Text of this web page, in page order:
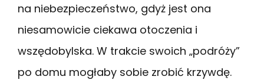
na niebezpieczeństwo, gdyż jest ona
niesamowicie ciekawa otoczenia i
wszędobylska. W trakcie swoich „podróży”
po domu mogłaby sobie zrobić krzywdę.